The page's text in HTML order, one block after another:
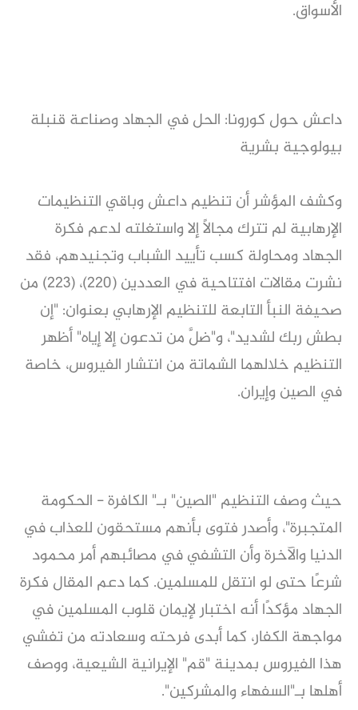
الأسواق.
داعش حول كورونا: الحل في الجهاد وصناعة قنبلة
بيولوجية بشرية
وكشف المؤشر أن تنظيم داعش وباقي التنظيمات
الإرهابية لم تترك مجالًا إلا واستغلته لدعم فكرة
الجهاد ومحاولة كسب تأييد الشباب وتجنيدهم، فقد
نشرت مقالات افتتاحية في العددين (220)، (223) من
صحيفة النبأ التابعة للتنظيم الإرهابي بعنوان: "إن
بطش ربك لشديد"، و"ضلَّ من تدعون إلا إياه" أظهر
التنظيم خلالهما الشماتة من انتشار الفيروس، خاصة
في الصين وإيران.
حيث وصف التنظيم "الصين" بـ" الكافرة - الحكومة
المتجبرة"، وأصدر فتوى بأنهم مستحقون للعذاب في
الدنيا والآخرة وأن التشفي في مصائبهم أمر محمود
شرعًا حتى لو انتقل للمسلمين. كما دعم المقال فكرة
الجهاد مؤكدًا أنه اختبار لإيمان قلوب المسلمين في
مواجهة الكفار، كما أبدى فرحته وسعادته من تفشي
هذا الفيروس بمدينة "قم" الإيرانية الشيعية، ووصف
أهلها بـ"السفهاء والمشركين".